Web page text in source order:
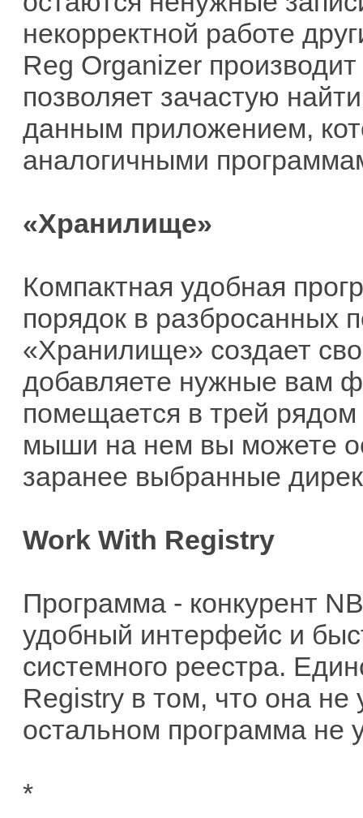
некорректной работе
Reg Organizer
позволяет зачастую
данным приложением,
аналогичными
«Хранилище»
Компактная удобная
порядок в разбросанных
«Хранилище» создает
добавляете нужные вам
помещается в трей
мыши на нем вы можете
заранее выбранные
Work With Registry
Программа - конкурент
удобный интерфейс и
системного реестра.
Registry в том, что она
остальном программа не
*